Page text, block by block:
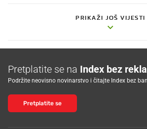
PRIKAŽI JOŠ VIJESTI
Pretplatite se na Index bez
Podržite neovisno novinarstvo i čitajte Index bez
Pretplatite se